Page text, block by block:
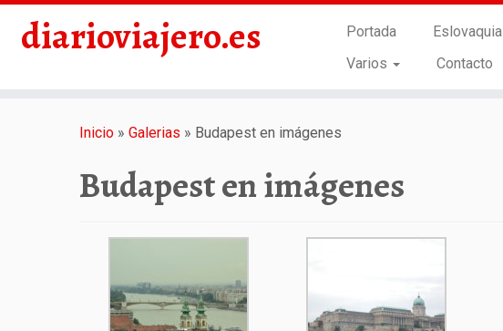
diarioviajero.es Portada Eslovaquia
Varios
Contacto
Inicio » Galerias » Budapest en imágenes
Budapest en imágenes